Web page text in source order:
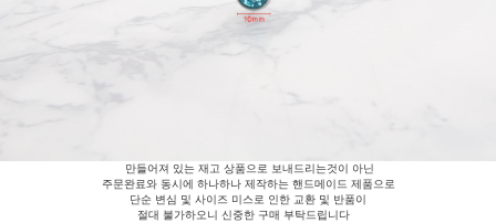
만들어져 있는 재고 상품으로 보내드리는것이 아닌
주문완료와 동시에 하나하나 제작하는 핸드메이드 제품으로
단순 변심 및 사이즈 미스로 인한 교환 및 반품이
절대 불가하오니 신중한 구매 부탁드립니다